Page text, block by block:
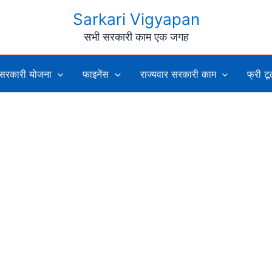
Sarkari Vigyapan
सभी सरकारी काम एक जगह
योजना फाइनेंस राज्यवार सरकारी काम फ्री